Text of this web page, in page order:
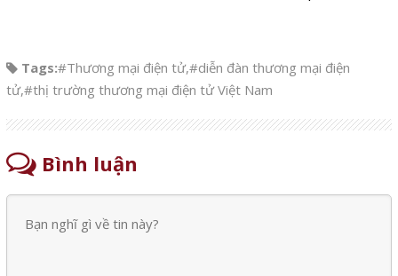
Tags:#Thương mại điện tử,#diễn đàn thương mại điện
tử,#thị trường thương mại điện tử Việt Nam
Bình luận